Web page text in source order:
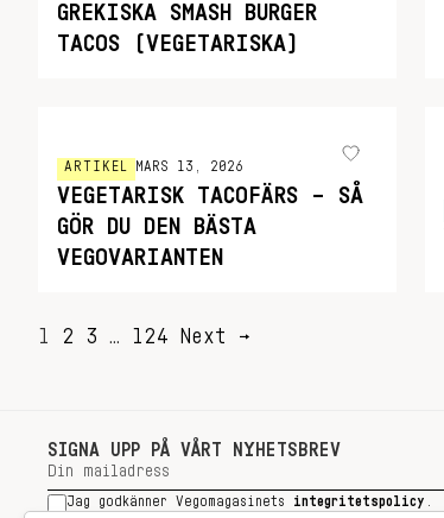
GREKISKA SMASH BURGER
TACOS (VEGETARISKA)
ARTIKEL MARS 13, 2026
VEGETARISK TACOFÄRS – SÅ
GÖR DU DEN BÄSTA
VEGOVARIANTEN
SIDNUMRERING
1 2 3 … 124 Next →
SIGNA UPP PÅ VÅRT NYHETSBREV
Jag godkänner Vegomagasinets integritetspolicy